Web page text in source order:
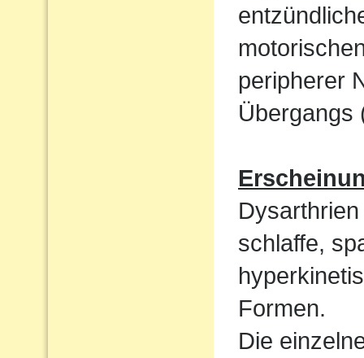
peripherer
Übergangs
schlaffe,
Formen.
Die